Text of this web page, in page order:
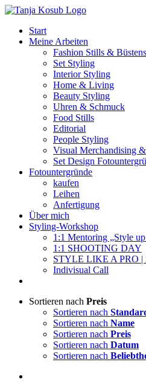
Zum
springenStart
Meine Arbeiten
Fashion Stills &
Set Styling
Interior Styling
Home & Living
Beauty Styling
Uhren & Schmuck
Food Stills
Editorial
People Styling
Visual Merchandising
Set Design
Fotountergründe
kaufen
Leihen
Anfertigung
Über mich
Styling-Workshop
1:1 Mentoring „Style
1:1 SHOOTING DAY
STYLE LIKE A PRO |
Indivisual Call
Sortieren nach Preis
Sortieren nach
Sortieren nach Name
Sortieren nach Preis
Sortieren nach Datum
Sortieren nach